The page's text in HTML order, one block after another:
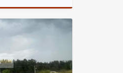
Alquiler